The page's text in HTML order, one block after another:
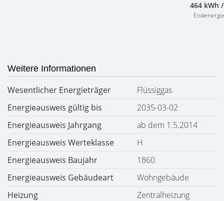
464 kWh
Weitere Informationen
Wesentlicher Energieträger
Flüssiggas
Energieausweis gültig bis
2035-03-02
Energieausweis Jahrgang
ab dem 1.5.2014
Energieausweis Werteklasse
H
Energieausweis Baujahr
1860
Energieausweis Gebäudeart
Wohngebäude
Heizung
Zentralheizung